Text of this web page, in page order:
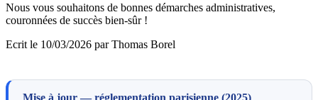
Nous vous souhaitons de bonnes démarches administratives,
couronnées de succès bien-sûr !
Ecrit le 10/03/2026 par Thomas Borel
Mise à jour — réglementation parisienne (2025)